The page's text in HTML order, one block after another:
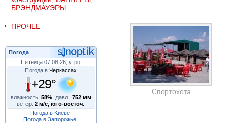
БРЭНДМАУЭРЫ
ПРОЧЕЕ
Погода
Пятница 07.08.26, утро
Погода в Черкассах
+29°
влажность: 58% давл.: 752 мм
ветер:2 м/с, юго-восточ.
Погода в Киеве
Погода в Запорожье
Спортохота